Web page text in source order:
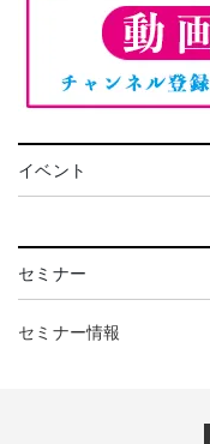
イベント
セミナー
セミナー情報